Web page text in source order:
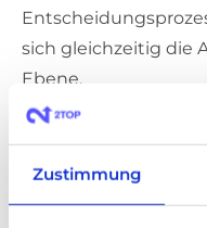
Zustimmung
sich gleichzeitig die
Ebene.
Auch dort geht es
von